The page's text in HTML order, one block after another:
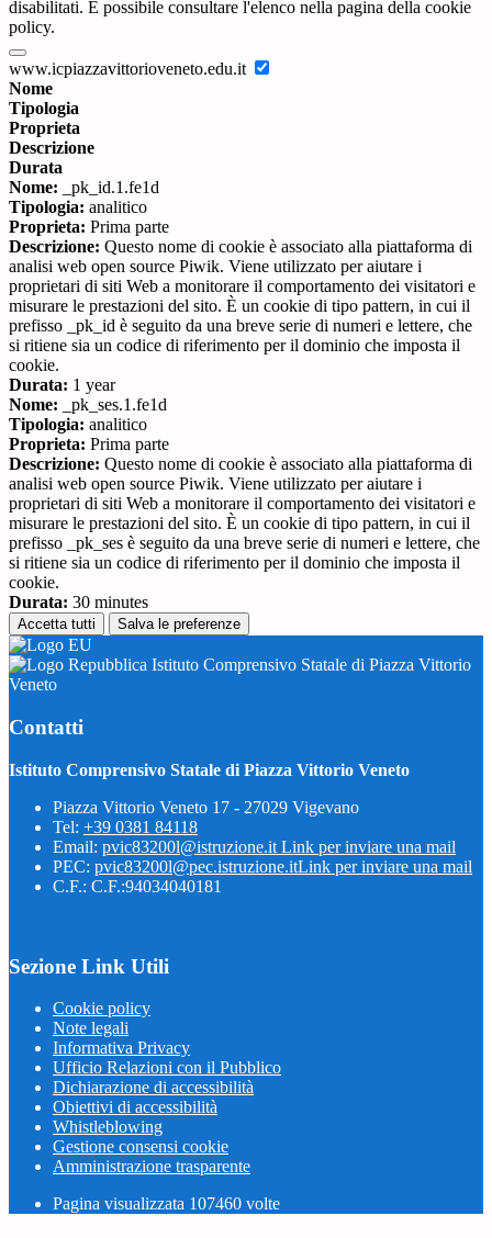
disabilitati. È possibile consultare l'elenco nella pagina della cookie
policy.
www.icpiazzavittorioveneto.edu.it
Nome
Tipologia
Proprieta
Descrizione
Durata
Nome: _pk_id.1.fe1d
Tipologia: analitico
Proprieta: Prima parte
Descrizione: Questo nome di cookie è associato alla piattaforma di
analisi web open source Piwik. Viene utilizzato per aiutare i
proprietari di siti Web a monitorare il comportamento dei visitatori e
misurare le prestazioni del sito. È un cookie di tipo pattern, in cui il
prefisso _pk_id è seguito da una breve serie di numeri e lettere, che
si ritiene sia un codice di riferimento per il dominio che imposta il
cookie.
Durata: 1 year
Nome: _pk_ses.1.fe1d
Tipologia: analitico
Proprieta: Prima parte
Descrizione: Questo nome di cookie è associato alla piattaforma di
analisi web open source Piwik. Viene utilizzato per aiutare i
proprietari di siti Web a monitorare il comportamento dei visitatori e
misurare le prestazioni del sito. È un cookie di tipo pattern, in cui il
prefisso _pk_ses è seguito da una breve serie di numeri e lettere, che
si ritiene sia un codice di riferimento per il dominio che imposta il
cookie.
Durata: 30 minutes
Accetta tutti Salva le preferenze
Istituto Comprensivo Statale di Piazza Vittorio
Veneto
Contatti
Istituto Comprensivo Statale di Piazza Vittorio Veneto
Piazza Vittorio Veneto 17 - 27029 Vigevano
Tel: +39 0381 84118
Email: pvic83200l@istruzione.it Link per inviare una mail
PEC: pvic83200l@pec.istruzione.itLink per inviare una mail
C.F.: C.F.:94034040181
Sezione Link Utili
Cookie policy
Note legali
Informativa Privacy
Ufficio Relazioni con il Pubblico
Dichiarazione di accessibilità
Obiettivi di accessibilità
Whistleblowing
Gestione consensi cookie
Amministrazione trasparente
Pagina visualizzata 107460 volte